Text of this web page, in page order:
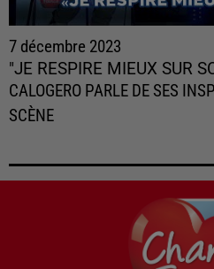
7 décembre 2023
"JE RESPIRE MIEUX SUR
CALOGERO PARLE DE SES
SCÈNE